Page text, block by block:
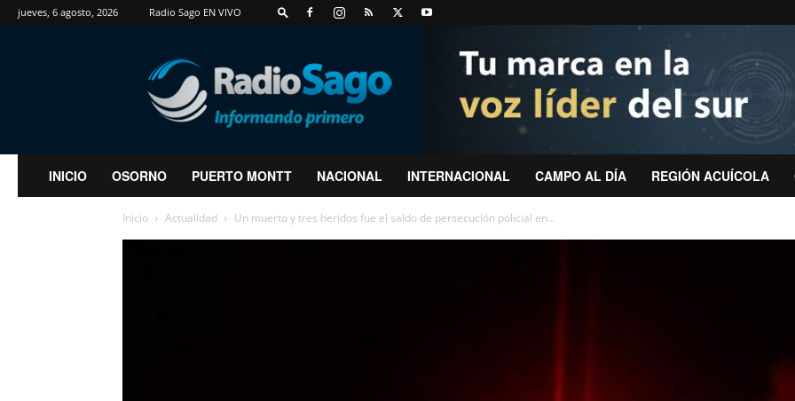
jueves, 6 agosto, 2026 Radio Sago EN VIVO
RadioSago
INICIO OSORNO PUERTO MONTT NACIONAL INTERNACIONAL CAMPO AL DÍA REGIÓN ACUÍCOLA
Inicio Actualidad Un muerto y tres heridos fue el saldo de persecución policial en...